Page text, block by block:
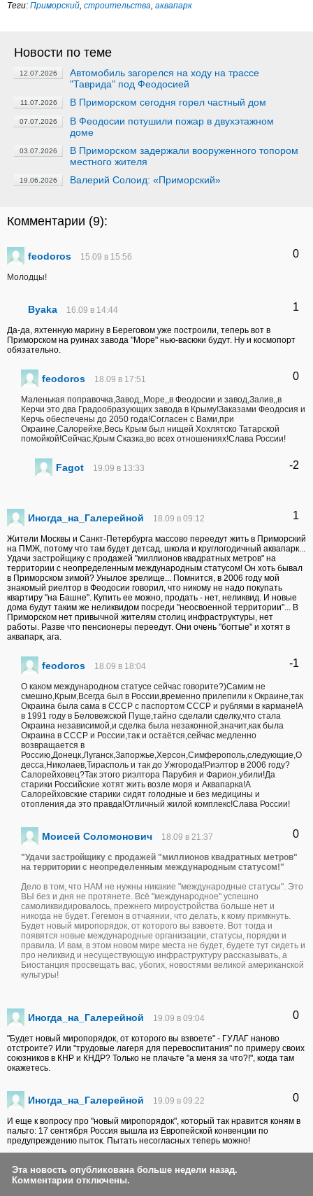
Теги: Приморский, строительства, аквапарк
Новости по теме
12.07.2026
Автомобиль загорелся на ходу на трассе
"Таврида" под Феодосией
11.07.2026 В Приморском сегодня горел частный дом
07.07.2026
В Феодосии потушили пожар в двухэтажном
доме
03.07.2026
В Приморском задержали вооруженного топором
местного жителя
19.06.2026 Валерий Солоид: «Приморский»
Комментарии (9):
feodoros 15.09 в 15:56 0
Молодцы!
Byaka 16.09 в 14:44 1
Да-да, яхтенную марину в Береговом уже построили, теперь вот в
Приморском на руинах завода "Море" нью-васюки будут. Ну и космопорт
обязательно.
feodoros 18.09 в 17:51 0
Маленькая поправочка,Завод,,Море,,в Феодосии и завод,Залив,,в
Керчи это два Градообразующих завода в Крыму!Заказами Феодосия и
Керчь обеспечены до 2050 года!Согласен с Вами,при
Окраине,Салорейхе,Весь Крым был нищей Хохлятско Татарской
помойкой!Сейчас,Крым Сказка,во всех отношениях!Слава России!
Fagot 19.09 в 13:33 -2
Иногда_на_Галерейной 18.09 в 09:12 1
Жители Москвы и Санкт-Петербурга массово переедут жить в Приморский
на ПМЖ, потому что там будет детсад, школа и круглогодичный аквапарк...
Удачи застройщику с продажей "миллионов квадратных метров" на
территории с неопределенным международным статусом! Он хоть бывал
в Приморском зимой? Унылое зрелище... Помнится, в 2006 году мой
знакомый риелтор в Феодосии говорил, что никому не надо покупать
квартиру "на Башне". Купить ее можно, продать - нет, неликвид. И новые
дома будут таким же неликвидом посреди "неосвоенной территории"... В
Приморском нет привычной жителям столиц инфраструктуры, нет
работы. Разве что пенсионеры переедут. Они очень "богтые" и хотят в
аквапарк, ага.
feodoros 18.09 в 18:04 -1
О каком международном статусе сейчас говорите?)Самим не
смешно,Крым,Всегда был в России,временно прилепили к Окраине,так
Окраина была сама в СССР с паспортом СССР и рублями в кармане!А
в 1991 году в Беловежской Пуще,тайно сделали сделку,что стала
Окраина независимой,и сделка была незаконной,значит,как была
Окраина в СССР и России,так и остаётся,сейчас медленно
возвращается в
Россию,Донецк,Луганск,Запоржье,Херсон,Симферополь,следующие,О
десса,Николаев,Тирасполь и так до Ужгорода!Риэлтор в 2006 году?
Салорейховец?Так этого риэлтора Парубия и Фарион,убили!Да
старики Российские хотят жить возле моря и Аквапарка!А
Салорейховские старики сидят голодные и без медицины и
отопления,да это правда!Отличный жилой комплекс!Слава России!
Моисей Соломонович 18.09 в 21:37 0
"Удачи застройщику с продажей "миллионов квадратных метров"
на территории с неопределенным международным статусом!"
Дело в том, что НАМ не нужны никакие "международные статусы". Это
ВЫ без и дня не протянете. Всё "международное" успешно
самоликвидировалось, прежнего мироустройства больше нет и
никогда не будет. Гегемон в отчаянии, что делать, к кому примкнуть.
Будет новый миропорядок, от которого вы взвоете. Вот тогда и
появятся новые международные организации, статусы, порядки и
правила. И вам, в этом новом мире места не будет, будете тут сидеть и
про неликвид и несуществующую инфраструктуру рассказывать, а
Биостанция просвещать вас, убогих, новостями великой американской
культуры!
Иногда_на_Галерейной 19.09 в 09:04 0
"Будет новый миропорядок, от которого вы взвоете" - ГУЛАГ наново
отстроите? Или "трудовые лагеря для перевоспитания" по примеру своих
союзников в КНР и КНДР? Только не плачьте "а меня за что?!", когда там
окажетесь.
Иногда_на_Галерейной 19.09 в 09:22 0
И еще к вопросу про "новый миропорядок", который так нравится коням в
пальто: 17 сентября Россия вышла из Европейской конвенции по
предупреждению пыток. Пытать несогласных теперь можно!
Эта новость опубликована больше недели назад.
Комментарии отключены.